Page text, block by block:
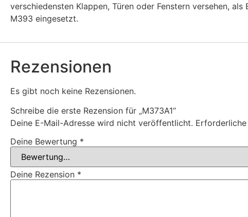
verschiedensten Klappen, Türen oder Fenstern versehen,
M393 eingesetzt.
Rezensionen
Es gibt noch keine Rezensionen.
Schreibe die erste Rezension für „M373A1“
Deine E-Mail-Adresse wird nicht veröffentlicht.
Deine Bewertung *
Deine Rezension *